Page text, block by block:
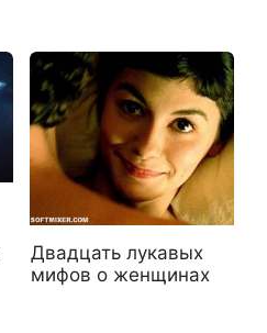
Двадцать лукавых
мифов о женщинах